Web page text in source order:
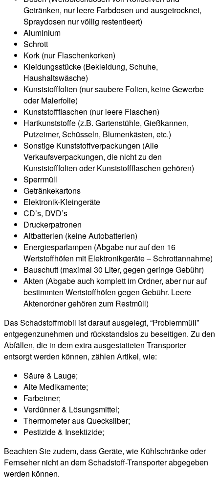
Getränken, nur leere Farbdosen und ausgetrocknet,
Spraydosen nur völlig restentleert)
Aluminium
Schrott
Kork (nur Flaschenkorken)
Kleidungsstücke (Bekleidung, Schuhe,
Haushaltswäsche)
Kunststofffolien (nur saubere Folien, keine Gewerbe
oder Malerfolie)
Kunststoffflaschen (nur leere Flaschen)
Hartkunststoffe (z.B. Gartenstühle, Gießkannen,
Putzeimer, Schüsseln, Blumenkästen, etc.)
Sonstige Kunststoffverpackungen (Alle
Verkaufsverpackungen, die nicht zu den
Kunststofffolien oder Kunststoffflaschen gehören)
Sperrmüll
Getränkekartons
Elektronik-Kleingeräte
CD’s, DVD’s
Druckerpatronen
Altbatterien (keine Autobatterien)
Energiesparlampen (Abgabe nur auf den 16
Wertstoffhöfen mit Elektronikgeräte – Schrottannahme)
Bauschutt (maximal 30 Liter, gegen geringe Gebühr)
Akten (Abgabe auch komplett im Ordner, aber nur auf
bestimmten Wertstoffhöfen gegen Gebühr. Leere
Aktenordner gehören zum Restmüll)
Das Schadstoffmobil ist darauf ausgelegt, “Problemmüll”
entgegenzunehmen und rückstandslos zu beseitigen. Zu den
Abfällen, die in dem extra ausgestatteten Transporter
entsorgt werden können, zählen Artikel, wie:
Säure & Lauge;
Alte Medikamente;
Farbeimer;
Verdünner & Lösungsmittel;
Thermometer aus Quecksilber;
Pestizide & Insektizide;
Beachten Sie zudem, dass Geräte, wie Kühlschränke oder
Fernseher nicht an dem Schadstoff-Transporter abgegeben
werden können.